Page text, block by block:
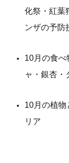
化祭・紅葉
ンザの予防
10月の食べ
ャ・銀杏・
10月の植
リア